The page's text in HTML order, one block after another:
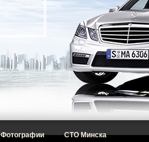
Фотографии СТО Минска